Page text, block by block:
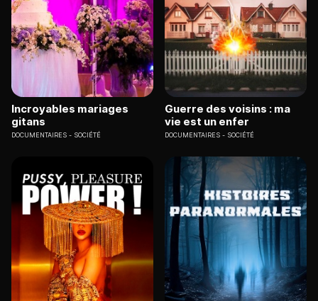
Incroyables mariages
gitans
DOCUMENTAIRES SOCIÉTÉ
Guerre des voisins : ma
vie est un enfer
DOCUMENTAIRES SOCIÉTÉ